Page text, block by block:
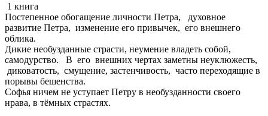
1 книга
Постепенное обогащение личности Петра, духовное
развитие Петра, изменение его привычек, его внешнего
облика.
Дикие необузданные страсти, неумение владеть собой,
самодурство. В его внешних чертах заметны неуклюжесть,
диковатость, смущение, застенчивость, часто переходящие в
порывы бешенства.
Софья ничем не уступает Петру в необузданности своего
нрава, в тёмных страстях.